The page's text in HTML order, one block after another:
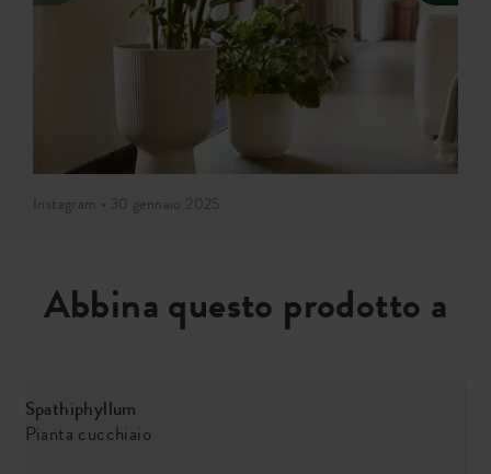
Instagram • 30 gennaio 2025
Abbina questo prodotto a
Spathiphyllum
Pianta cucchiaio